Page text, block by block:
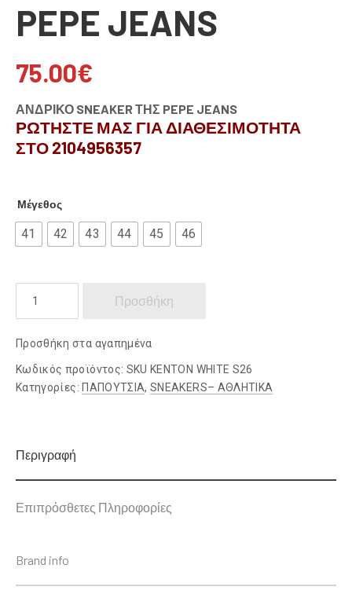
PEPE JEANS
75.00€
ΑΝΔΡΙΚΟ SNEAKER ΤΗΣ PEPE JEANS
ΡΩΤΗΣΤΕ ΜΑΣ ΓΙΑ ΔΙΑΘΕΣΙΜΟΤΗΤΑ
ΣΤΟ 2104956357
Μέγεθος
41 42 43 44 45 46
JEANS
Προσθήκη
Προσθήκη στα αγαπημένα
Κωδικός προϊόντος: SKU ΚΕΝΤΟΝ WHITE S26
Κατηγορίες: ΠΑΠΟΥΤΣΙΑ,SNEAKERS– ΑΘΛΗΤΙΚΑ
Περιγραφή
Επιπρόσθετες Πληροφορίες
Brand info